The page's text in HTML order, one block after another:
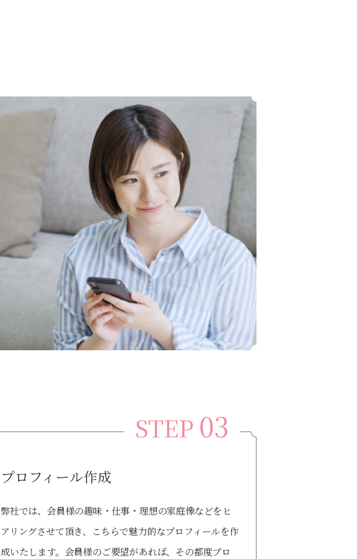
STEP 03
プロフィール作成
弊社では、会員様の趣味・仕事・理想の家庭像などをヒ
アリングさせて頂き、こちらで魅力的なプロフィールを作
成いたします。会員様のご要望があれば、その都度プロ